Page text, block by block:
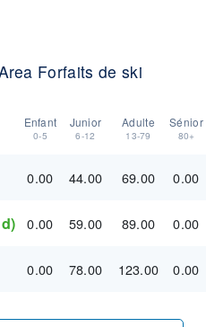
Forfaits de ski
Enfant
0-5
Junior
6-12
Adulte
13-79
Sénior
80+
0.00 44.00 69.00 0.00
0.00 59.00 89.00 0.00
0.00 78.00 123.00 0.00